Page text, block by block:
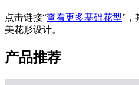
点击链接“查看更多基础花型”，
美花形设计。
产品推荐